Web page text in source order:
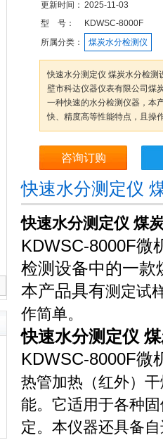
更新时间： 2025-11-03
型 号：
KDWSC-8000F
所属分类：
煤炭水分检测仪
快速水分测定仪 煤炭水分检
壁市科达仪器仪表有限公司煤
一种快速的水分检测仪器，本
快、精度高等性能特点，且操
咨询订购
快速水分测定仪
快速水分测定仪 煤
KDWSC-8000F微
检测设备中的一款
本产品具有测定试
作简单。
快速水分测定仪
KDWSC-8000F微
热管加热（红外）
能。它适用于各种
定。本仪器还具备